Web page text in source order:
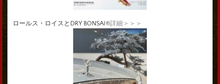
ロールス・ロイスとDRY BONSAI®詳細＞＞＞